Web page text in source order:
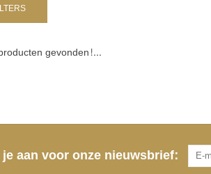
gevonden!...
aan voor onze nieuwsbrief: